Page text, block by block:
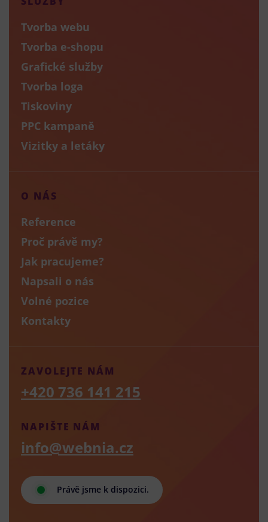
Tvorba webu
Tvorba e-shopu
Grafické služby
Tvorba loga
Tiskoviny
PPC kampaně
Vizitky a letáky
O NÁS
Reference
Proč právě my?
Jak pracujeme?
Napsali o nás
Volné pozice
Kontakty
Právě jsme k dispozici.
NAPIŠTE NÁM
info@webnia.cz
ZAVOLEJTE NÁM
+420 736 141 215